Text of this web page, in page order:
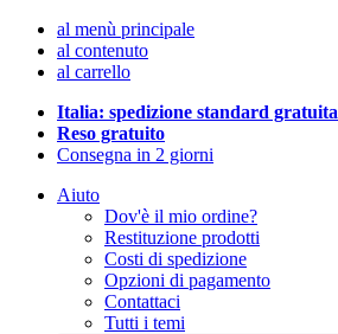
al menù principale
al contenuto
al carrello
Italia: spedizione standard gratuita
Reso gratuito
Consegna in 2 giorni
Aiuto
Dov'è il mio ordine?
Restituzione prodotti
Costi di spedizione
Opzioni di pagamento
Contattaci
Tutti i temi